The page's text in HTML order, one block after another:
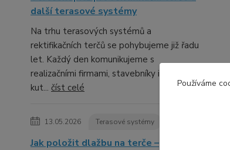
další terasové systémy
Na trhu terasových systémů a
rektifikačních terčů se pohybujeme již řadu
let. Každý den komunikujeme s
realizačními firmami, stavebníky i domácími
kut... číst celé
13.05.2026 Terasové systémy
Jak položit dlažbu na terče –
Používáme